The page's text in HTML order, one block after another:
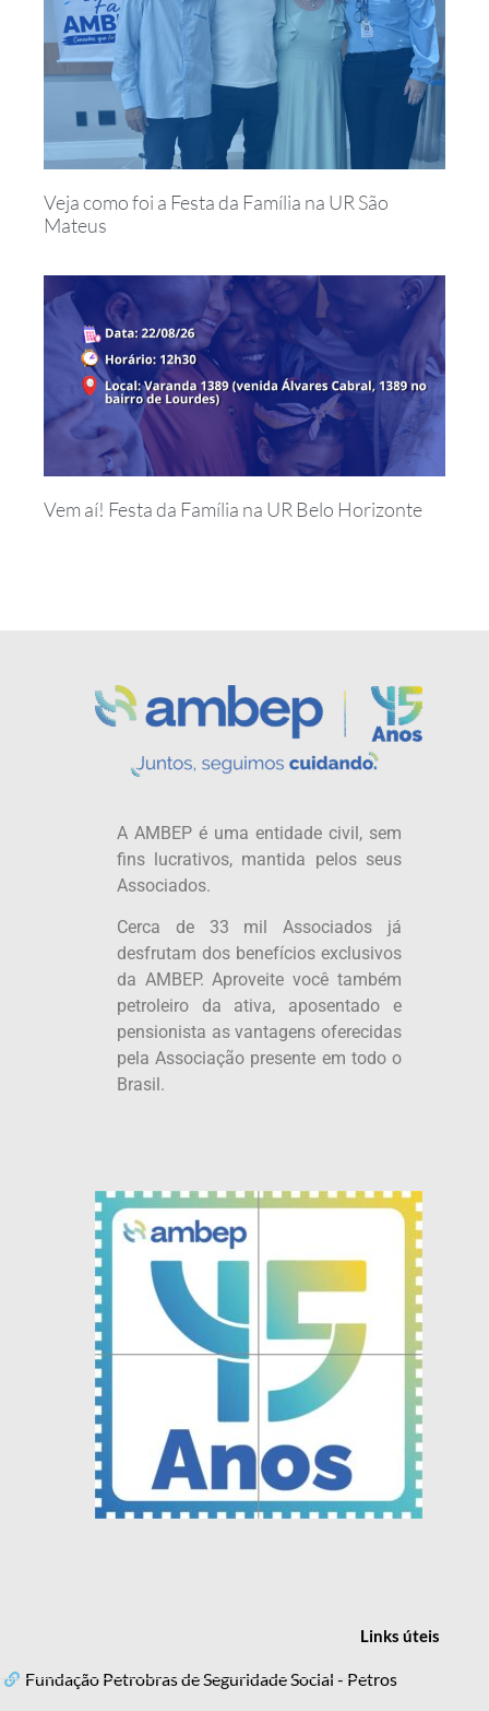
Veja como foi a Festa da Família na UR São
Mateus
Vem aí! Festa da Família na UR Belo Horizonte
A AMBEP é uma entidade civil, sem
fins lucrativos, mantida pelos seus
Associados.
Cerca de 33 mil Associados já
desfrutam dos benefícios exclusivos
da AMBEP. Aproveite você também
petroleiro da ativa, aposentado e
pensionista as vantagens oferecidas
pela Associação presente em todo o
Brasil.
Linksúteis
Fundação Petrobras de Seguridade Social - Petros